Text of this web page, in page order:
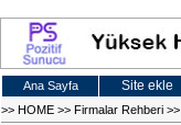
Ana Sayfa Site ekle
>> HOME >> Firmalar Rehberi >>